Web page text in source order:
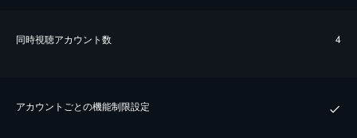
同時視聴アカウント数 4
アカウントごとの機能制限設定